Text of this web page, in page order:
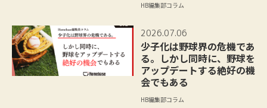
HB編集部コラム
2026.07.06
少子化は野球界の危機であ
る。しかし同時に、野球を
アップデートする絶好の機
会でもある
HB編集部コラム